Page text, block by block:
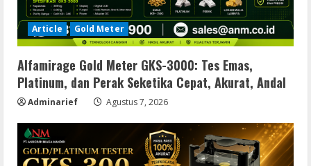
Article Gold Meter
Alfamirage Gold Meter GKS-3000: Tes Emas,
Platinum, dan Perak Seketika Cepat, Akurat, Andal
Adminarief Agustus 7, 2026